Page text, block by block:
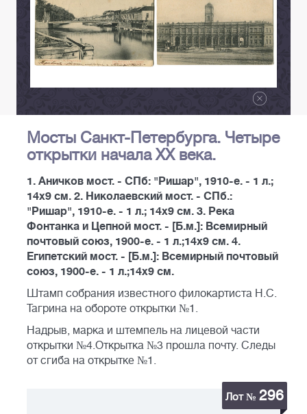
Мосты Санкт-Петербурга. Четыре
открытки начала XX века.
1. Аничков мост. - СПб: "Ришар", 1910-е. - 1 л.;
14x9 см. 2. Николаевский мост. - СПб.:
"Ришар", 1910-е. - 1 л.; 14x9 см. 3. Река
Фонтанка и Цепной мост. - [Б.м.]: Всемирный
почтовый союз, 1900-е. - 1 л.;14x9 см. 4.
Египетский мост. - [Б.м.]: Всемирный почтовый
союз, 1900-е. - 1 л.;14x9 см.
Штамп собрания известного филокартиста Н.С.
Тагрина на обороте открытки №1.
Надрыв, марка и штемпель на лицевой части
открытки №4.Открытка №3 прошла почту. Следы
от сгиба на открытке №1.
Лот № 296